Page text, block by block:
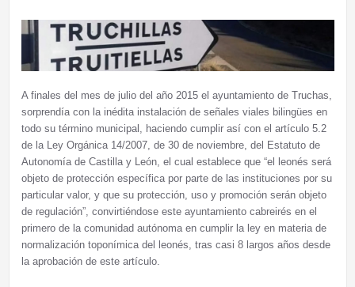
A finales del mes de julio del año 2015 el ayuntamiento de Truchas,
sorprendía con la inédita instalación de señales viales bilingües en
todo su término municipal, haciendo cumplir así con el artículo 5.2
de la Ley Orgánica 14/2007, de 30 de noviembre, del Estatuto de
Autonomía de Castilla y León, el cual establece que “el leonés será
objeto de protección específica por parte de las instituciones por su
particular valor, y que su protección, uso y promoción serán objeto
de regulación”, convirtiéndose este ayuntamiento cabreirés en el
primero de la comunidad autónoma en cumplir la ley en materia de
normalización toponímica del leonés, tras casi 8 largos años desde
la aprobación de este artículo.